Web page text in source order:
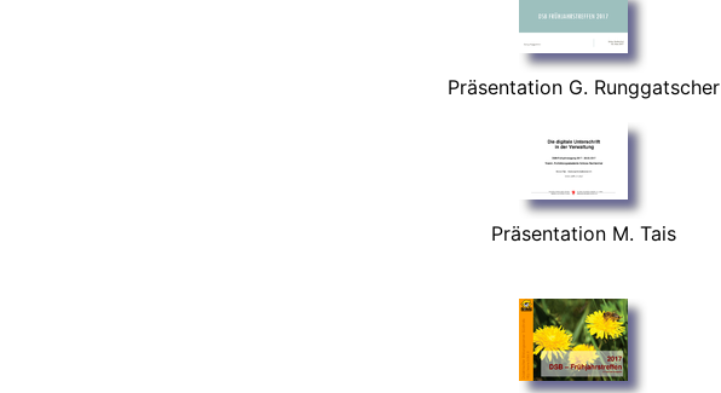
Präsentation G. Runggatscher
Präsentation M. Tais